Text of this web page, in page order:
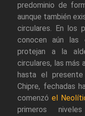
predominio de
aunque también
circulares. En los
conocen aún las
protejan a la
circulares, las más
hasta el
Chipre, fechadas
comenzóel
primeros